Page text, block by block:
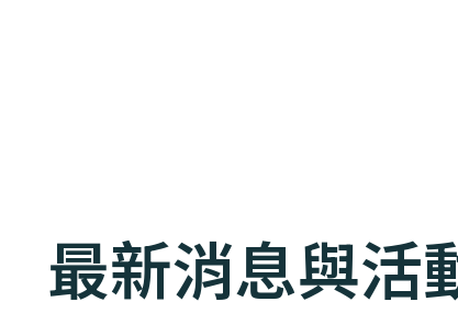
最新消息與活